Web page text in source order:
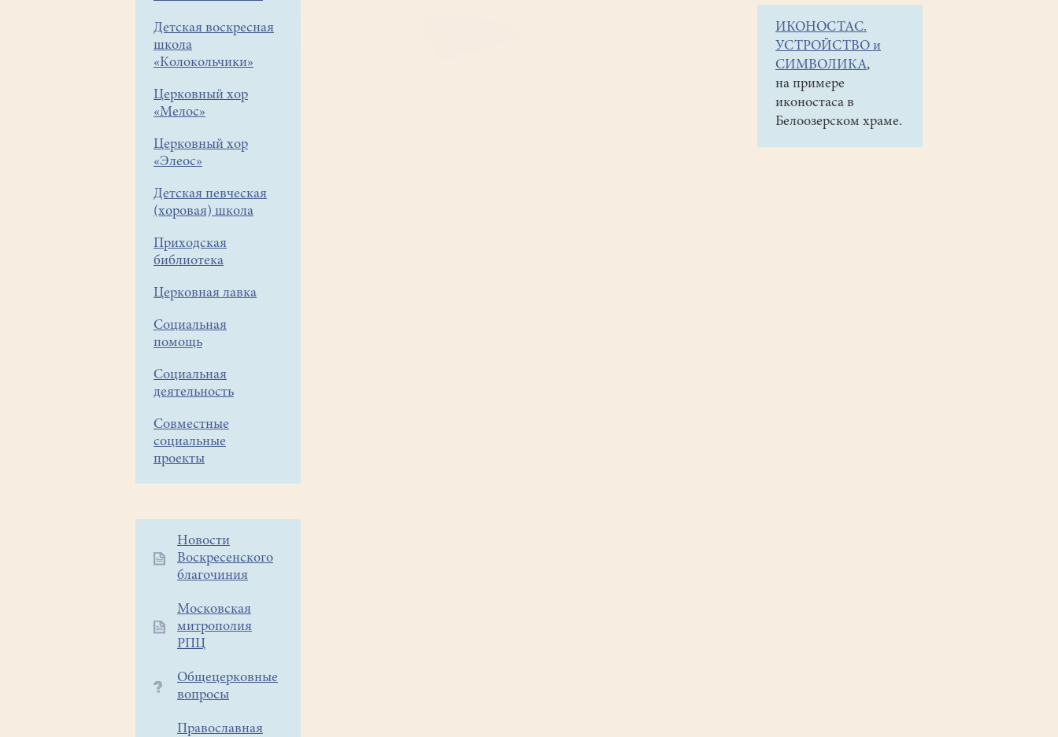
Детская воскресная
школа
«Колокольчики»
Церковный хор
«Мелос»
Церковный хор
«Элеос»
Детская певческая
(хоровая) школа
Приходская
библиотека
Церковная лавка
Социальная
помощь
Социальная
деятельность
Совместные
социальные
проекты
Дополнительное
меню
Новости
Воскресенского
благочиния
Московская
митрополия
РПЦ
Общецерковные
вопросы
Православная
ИКОНОСТАС.
УСТРОЙСТВО и
СИМВОЛИКА,
на примере
иконостаса в
Белоозерском храме.